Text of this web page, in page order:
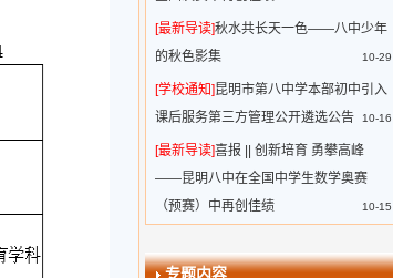
[最新导读]秋水共长天一色——八中少年
的秋色影集
10-29
[学校通知]昆明市第八中学本部初中引入
课后服务第三方管理公开遴选公告
10-16
[最新导读]喜报 || 创新培育 勇攀高峰
——昆明八中在全国中学生数学奥赛
（预赛）中再创佳绩
10-15
专题内容